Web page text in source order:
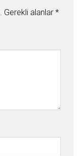
Gerekli alanlar *